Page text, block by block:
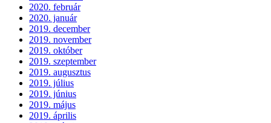
2020. február
2020. január
2019. december
2019. november
2019. október
2019. szeptember
2019. augusztus
2019. július
2019. június
2019. május
2019. április